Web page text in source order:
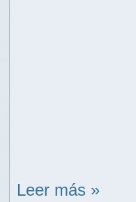
Leer más »